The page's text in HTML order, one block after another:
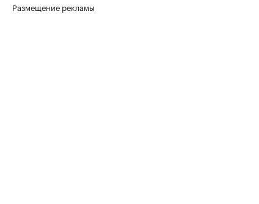
Размещение рекламы